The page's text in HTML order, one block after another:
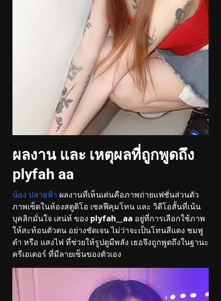
ผลงาน และ เหตุผลที่ถูกพูดถึง
plyfah aa
น้อง ปลายฟ้า ผลงานที่เห็นเด่นคือภาพถ่ายแฟชั่นส่วนตัว
ภาพเซ็ตในห้องสตูดิโอ เซลฟีคุมโทน และ วิดีโอสั้นที่เน้น
บุคลิกมั่นใจ เสน่ห์ ของ plyfah__aa อยู่ที่การเลือกใช้ภาพ
ให้สะท้อนตัวตน อย่างชัดเจน ไม่ว่าจะเป็นโทนสีแดง ชมพู
ดำ หรือ แสงไฟ ที่ช่วยให้รูปดูมีพลัง เธอจึงถูกพูดถึงในฐานะ
ครีเอเตอร์ ที่มีลายเซ็นของตัวเอง